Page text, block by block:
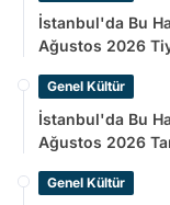
İstanbul'da Bu
Ağustos 2026
Genel Kültür
İstanbul'da Bu
Ağustos 2026
Genel Kültür